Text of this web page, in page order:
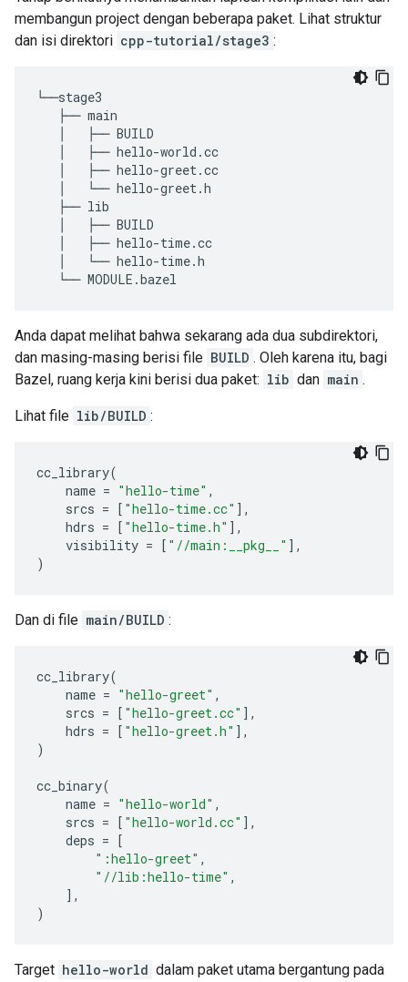
membangun project dengan beberapa paket. Lihat struktur
dan isi direktori cpp-tutorial/stage3 :
└──stage3
   ├── main
   │   ├── BUILD
   │   ├── hello-world.cc
   │   ├── hello-greet.cc
   │   └── hello-greet.h
   ├── lib
   │   ├── BUILD
   │   ├── hello-time.cc
   │   └── hello-time.h
Anda dapat melihat bahwa sekarang ada dua subdirektori,
dan masing-masing berisi file BUILD . Oleh karena itu, bagi
Bazel, ruang kerja kini berisi dua paket: lib dan main .
Lihat file lib/BUILD :
cc_library(
name = "hello-time" ,
srcs = [ "hello-time.cc" ],
hdrs = [ "hello-time.h" ],
visibility = [ "//main:__pkg__" ],
)
Dan di file main/BUILD :
cc_library(
name = "hello-greet" ,
srcs = [ "hello-greet.cc" ],
hdrs = [ "hello-greet.h" ],
)
cc_binary(
name = "hello-world" ,
srcs = [ "hello-world.cc" ],
deps = [
":hello-greet" ,
"//lib:hello-time" ,
],
)
Target hello-world dalam paket utama bergantung pada